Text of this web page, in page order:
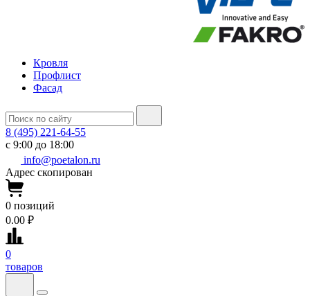
Кровля
Профлист
Фасад
8 (495) 221-64-55
с 9:00 до 18:00
info@poetalon.ru
Адрес скопирован
0 позиций
0.00 ₽
0
товаров